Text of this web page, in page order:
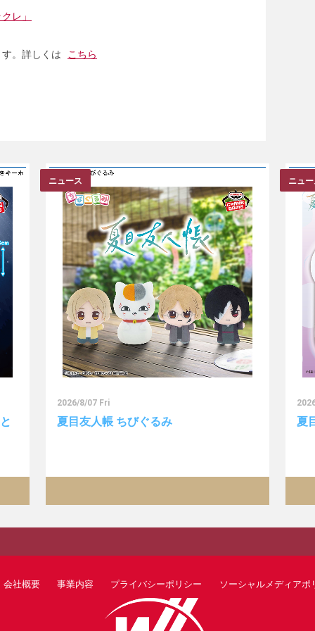
レ」
。詳しくは こちら
ニュース
2026/8/07 Fri
夏目友人帳 ちびぐるみ
ニュ
夏
会社概要 事業内容 プライバシーポリシー ソーシャルメディアポ